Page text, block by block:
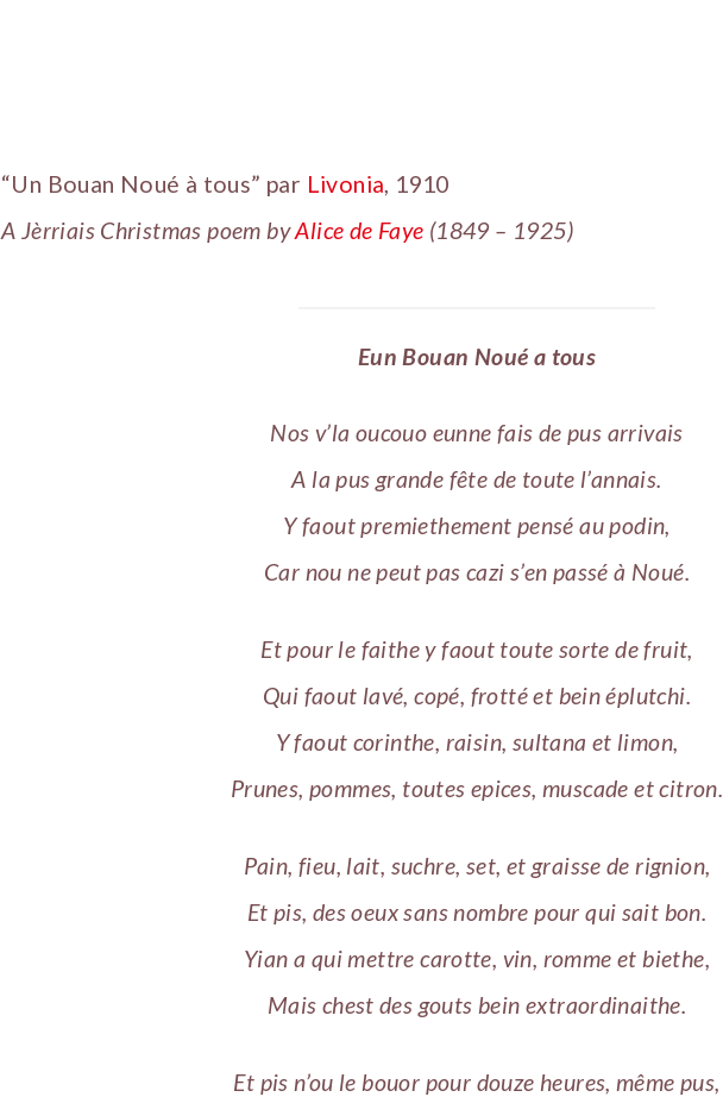
“Un Bouan Noué à tous” par Livonia, 1910
A Jèrriais Christmas poem byAlice de Faye (1849 – 1925)
Eun Bouan Noué a tous
Nos v’la oucouo eunne fais de pus arrivais
A la pus grande fête de toute l’annais.
Y faout premiethement pensé au podin,
Car nou ne peut pas cazi s’en passé à Noué.
Et pour le faithe y faout toute sorte de fruit,
Qui faout lavé, copé, frotté et bein éplutchi.
Y faout corinthe, raisin, sultana et limon,
Prunes, pommes, toutes epices, muscade et citron.
Pain, fieu, lait, suchre, set, et graisse de rignion,
Et pis, des oeux sans nombre pour qui sait bon.
Yian a qui mettre carotte, vin, romme et biethe,
Mais chest des gouts bein extraordinaithe.
Et pis n’ou le bouor pour douze heures, même pus,